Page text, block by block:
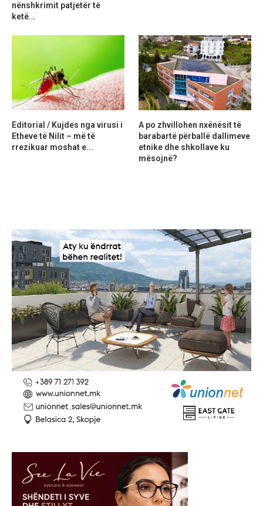
nënshkrimit patjetër të
ketë...
Editorial / Kujdes nga virusi i
Etheve të Nilit – më të
rrezikuar moshat e...
A po zhvillohen nxënësit të
barabartë përballë dallimeve
etnike dhe shkollave ku
mësojnë?